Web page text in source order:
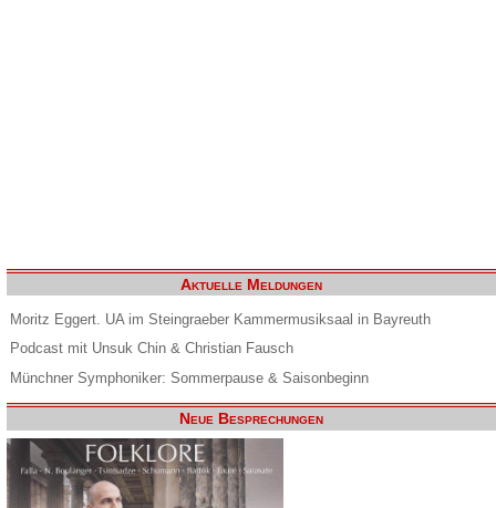
Aktuelle Meldungen
Moritz Eggert. UA im Steingraeber Kammermusiksaal in Bayreuth
Podcast mit Unsuk Chin & Christian Fausch
Münchner Symphoniker: Sommerpause & Saisonbeginn
Neue Besprechungen